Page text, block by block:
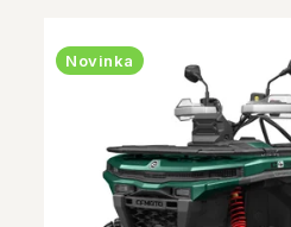
Novinka